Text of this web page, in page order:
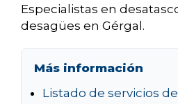
Especialistas en
desagües en Gérgal.
Más información
Listado de servicios